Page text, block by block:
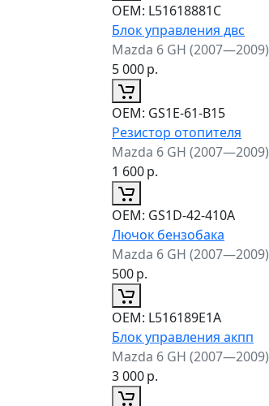
ОЕМ: L51618881C
Блок управления двс
Mazda 6 GH (2007—2009)
5 000р.
ОЕМ: GS1E-61-B15
Резистор отопителя
Mazda 6 GH (2007—2009)
1 600р.
ОЕМ: GS1D-42-410A
Лючок бензобака
Mazda 6 GH (2007—2009)
500р.
ОЕМ: L516189E1A
Блок управления акпп
Mazda 6 GH (2007—2009)
3 000р.